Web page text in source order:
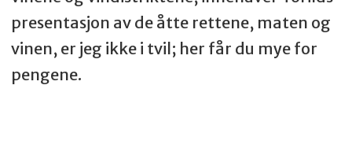
presentasjon av de åtte rettene, maten og
vinen, er jeg ikke i tvil; her får du mye for
pengene.